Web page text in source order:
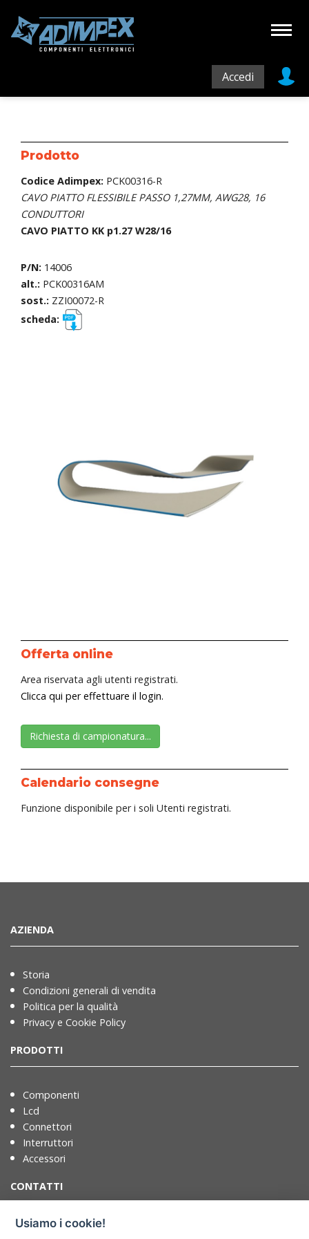
Accedi
Prodotto
Codice Adimpex: PCK00316-R
CAVO PIATTO FLESSIBILE PASSO 1,27MM, AWG28, 16
CONDUTTORI
CAVO PIATTO KK p1.27 W28/16
P/N: 14006
alt.: PCK00316AM
sost.: ZZI00072-R
scheda:
Offerta online
Area riservata agli utenti registrati.
Clicca qui per effettuare il login.
Richiesta di campionatura...
Calendario consegne
Funzione disponibile per i soli Utenti registrati.
AZIENDA
Storia
Condizioni generali di vendita
Politica per la qualità
Privacy e Cookie Policy
PRODOTTI
Componenti
Lcd
Connettori
Interruttori
Accessori
CONTATTI
T. +39 071721091
Usiamo i cookie!